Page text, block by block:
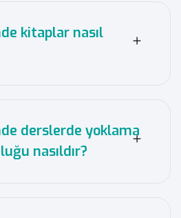
kitaplar nasıl
derslerde yoklama
nasıldır?